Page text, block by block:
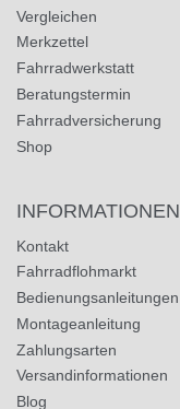
Vergleichen
Merkzettel
Fahrradwerkstatt
Beratungstermin
Fahrradversicherung
Shop
INFORMATIONEN
Kontakt
Fahrradflohmarkt
Bedienungsanleitungen
Montageanleitung
Zahlungsarten
Versandinformationen
Blog